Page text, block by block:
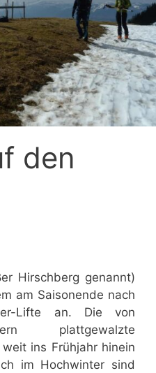
den
Hirschberg genannt)
am Saisonende nach
Lifte an. Die von
plattgewalzte
ins Frühjahr hinein
im Hochwinter sind